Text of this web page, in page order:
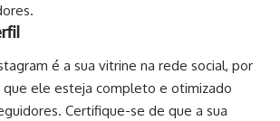
é a sua vitrine na rede social, por
ele esteja completo e otimizado
Certifique-se de que a sua